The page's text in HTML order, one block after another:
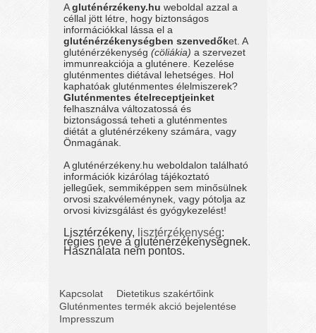
Agluténérzékeny.hu weboldal azzal a
céllal jött létre, hogy biztonságos
információkkal lássa el a
gluténérzékenységben szenvedőket. A
gluténérzékenység(cöliákia) a szervezet
immunreakciója a gluténere. Kezelése
gluténmentes diétával lehetséges. Hol
kaphatóak gluténmentes élelmiszerek?
Gluténmentes ételreceptjeinket
felhasználva változatossá és
biztonságossá teheti a gluténmentes
diétát a gluténérzékeny számára, vagy
Önmagának.
A gluténérzékeny.hu weboldalon található
információk kizárólag tájékoztató
jellegűek, semmiképpen sem minősülnek
orvosi szakvéleménynek, vagy pótolja az
orvosi kivizsgálást és gyógykezelést!
Lisztérzékeny, lisztérzékenység:
régies neve a gluténérzékenységnek.
Használata nem pontos.
Kapcsolat
Dietetikus szakértőink
Gluténmentes termék akció bejelentése
Impresszum